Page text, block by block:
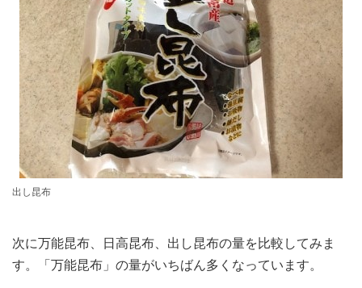
出し昆布
次に万能昆布、日高昆布、出し昆布の量を比較してみま
す。「万能昆布」の量がいちばん多くなっています。